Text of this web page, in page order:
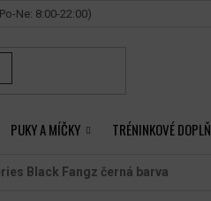
PUKY A MÍČKY TRÉNINKOVÉ
Black Fangz černá barva